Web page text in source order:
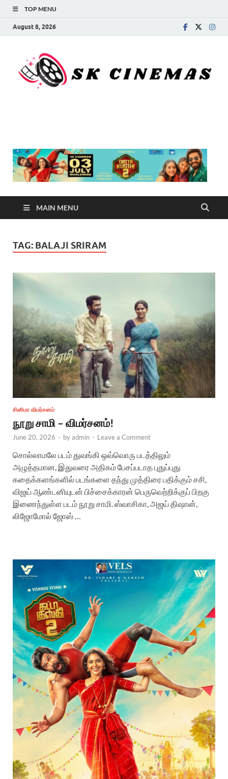
TOP MENU
August 8, 2026
MAIN MENU
TAG: BALAJI SRIRAM
சினிமா விமர்சனம்
நூறு சாமி – விமர்சனம்!
June 20, 2026 - byadmin - Leave a Comment
சொல்லாமலே படம் துவங்கி ஒவ்வொரு படத்திலும்
அழுத்தமான, இதுவரை அதிகம் பேசப்படாத புதுப்புது
கதைக்களங்களில் படங்களை தந்து முத்திரை பதிக்கும் சசி,
விஜய் ஆண்டனியுடன் பிச்சைக்காரன் பெருவெற்றிக்குப் பிறகு
இணைந்துள்ள படம் நூறு சாமி. ஸ்வாசிகா, அஜய் திஷான்,
லிஜோமோல் ஜோஸ் …